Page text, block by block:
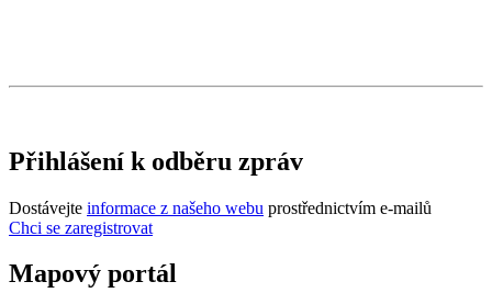
Přihlášení k odběru zpráv
Dostávejte informace z našeho webu prostřednictvím e-mailů
Chci se zaregistrovat
Mapový portál